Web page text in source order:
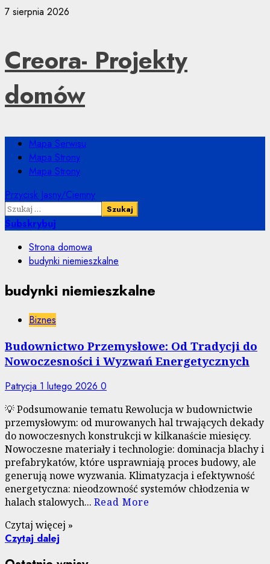
Przejdź
7 sierpnia 2026
Creora- Projekty
domów
Menu
główne
Mapa Serwisu
Mapa Strony
Mapa Strony
Przycisk Jasny/Ciemny
Szukaj:
Subskrybuj
Strona domowa
budynki niemieszkalne
budynki niemieszkalne
Biznes
Budownictwo Przemysłowe: Od Tradycji do
Nowoczesności i Wyzwań Energetycznych
Patrycja 1 lutego 2026 0
💡 Podsumowanie tematu Rewolucja w budownictwie
przemysłowym: od murowanych hal trwających dekady
do nowoczesnych konstrukcji w kilkanaście miesięcy.
Nowoczesne materiały i technologie: dominacja blachy i
prefabrykatów, które usprawniają proces budowy, ale
generują nowe wyzwania. Klimatyzacja i efektywność
energetyczna: nieodzowność systemów chłodzenia w
halach stalowych... Read More
Czytaj więcej »
Czytaj dalej